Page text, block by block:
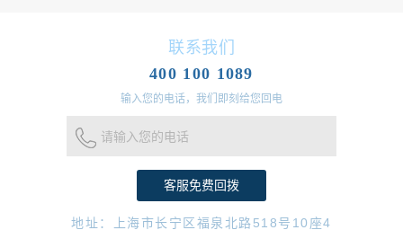
联系我们
400 100 1089
输入您的电话，我们即刻给您回电
请输入您的电话
地址：上海市长宁区福泉北路518号10座4